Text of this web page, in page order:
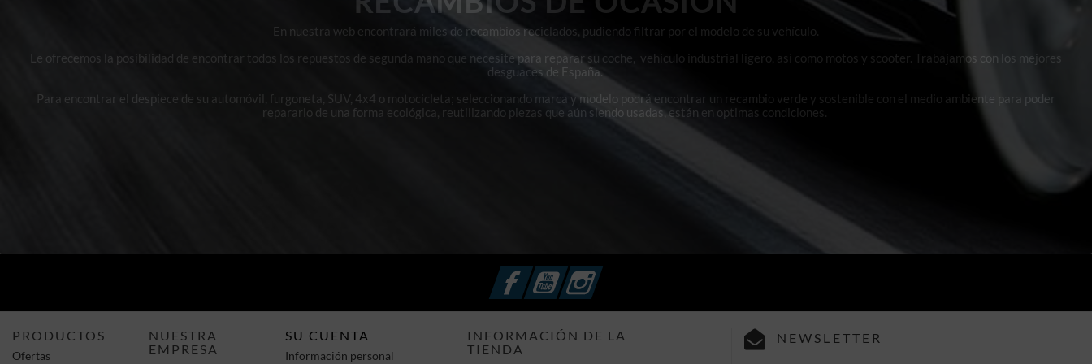
En nuestra web encontrará miles de recambios reciclados, pudiendo filtrar por el modelo de su vehículo.
Le ofrecemos la posibilidad de encontrar todos los repuestos de segunda mano que necesite para reparar su coche, vehículo industrial ligero, así como motos y scooter. Trabajamos con los mejores
desguaces de España.
Para encontrar el despiece de su automóvil, furgoneta, SUV, 4x4 o motocicleta; seleccionando marca y modelo podrá encontrar un recambio verde y sostenible con el medio ambiente para poder
repararlo de una forma ecológica, reutilizando piezas que aún siendo usadas, están en optimas condiciones.
FacebookYouTubeInstagram
PRODUCTOS
Ofertas
NUESTRA
EMPRESA
SU CUENTA
Información personal
INFORMACIÓN DE LA
TIENDA
NEWSLETTER